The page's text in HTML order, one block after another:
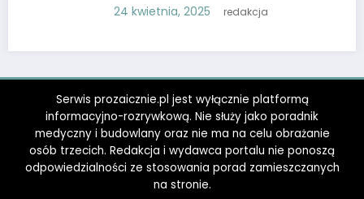
Wędrówki –
Serwis prozaicznie.pl jest wyłącznie platformą
informacyjno-rozrywkową. Nie służy jako poradnik
medyczny i budowlany oraz nie ma na celu obrażanie
osób trzecich. Redakcja i wydawca portalu nie ponoszą